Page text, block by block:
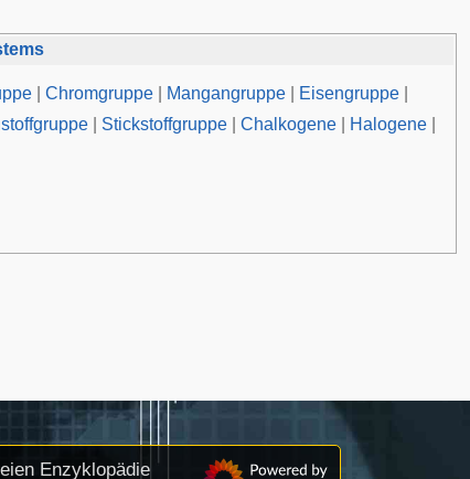
Chromgruppe Mangangruppe Eisengruppe
Stickstoffgruppe Chalkogene Halogene
Enzyklopädie